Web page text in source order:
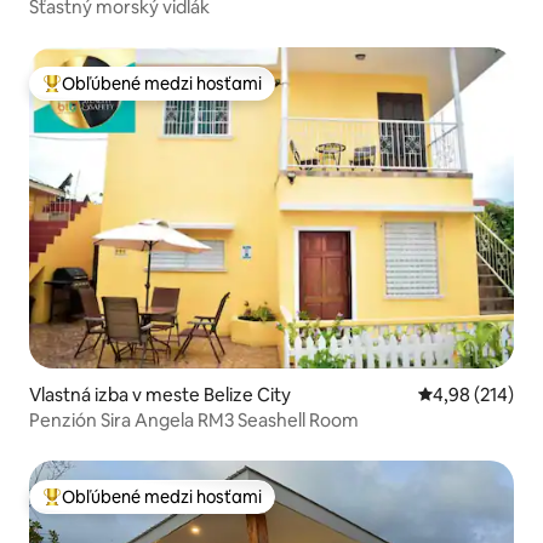
Šťastný morský vidlák
Najobľúbenejšie medzi hosťami
Obľúbené medzi hosťami
Vlastná izba v meste Belize City Priemerné
4,98 (214)
Penzión Sira Angela RM3 Seashell Room
Najobľúbenejšie medzi hosťami
Obľúbené medzi hosťami